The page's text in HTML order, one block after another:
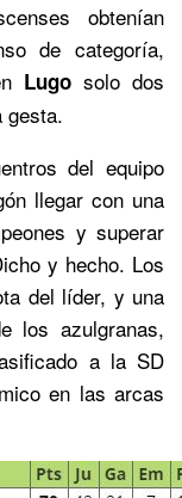
obtenían
de categoría,
Lugo solo dos
gesta.
del equipo
llegar con una
y superar
y hecho. Los
del líder, y una
los azulgranas,
a la SD
en las arcas